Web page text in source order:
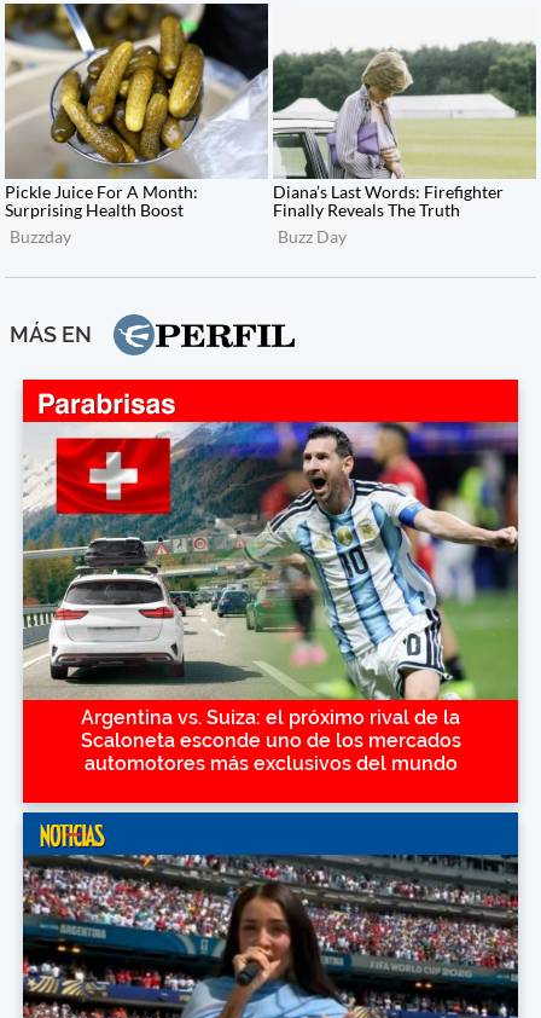
MÁS EN
Argentina vs. Suiza: el próximo rival de la
Scaloneta esconde uno de los mercados
automotores más exclusivos del mundo